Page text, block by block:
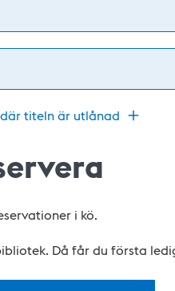
titeln är utlånad
i kö.
Då får du första